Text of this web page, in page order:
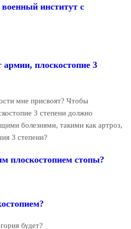
институт с
плоскостопие 3
мне присвоят? Чтобы
3 степени должно
болезнями, такими как артроз,
3 степени?
плоскостопием стопы?
будет?